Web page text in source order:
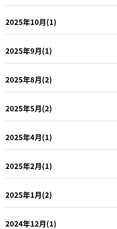
2025年10月(1)
2025年9月(1)
2025年8月(2)
2025年5月(2)
2025年4月(1)
2025年2月(1)
2025年1月(2)
2024年12月(1)